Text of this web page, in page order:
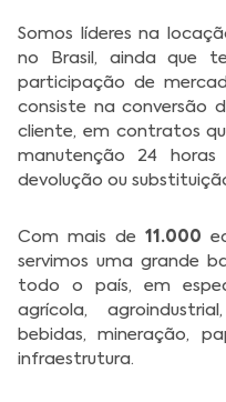
Somos líderes na
no Brasil, ainda que
participação de
consiste na conversão
cliente, em contratos
manutenção 24
devolução ou
Com mais de 11.000
servimos uma grande
todo o país, em
agrícola,
bebidas, mineração,
infraestrutura.